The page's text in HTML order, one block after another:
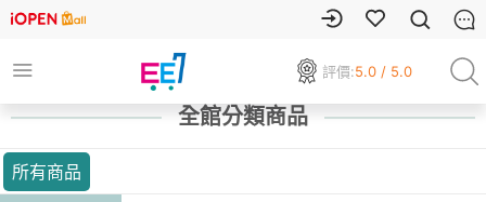
評價:5.0 / 5.0
全館分類商品
所有商品